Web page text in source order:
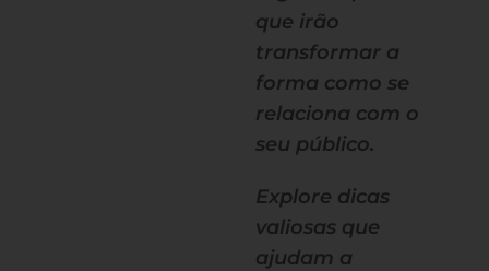
que irão
transformar a
forma como se
relaciona com o
seu público.
Explore dicas
valiosas que
ajudam a